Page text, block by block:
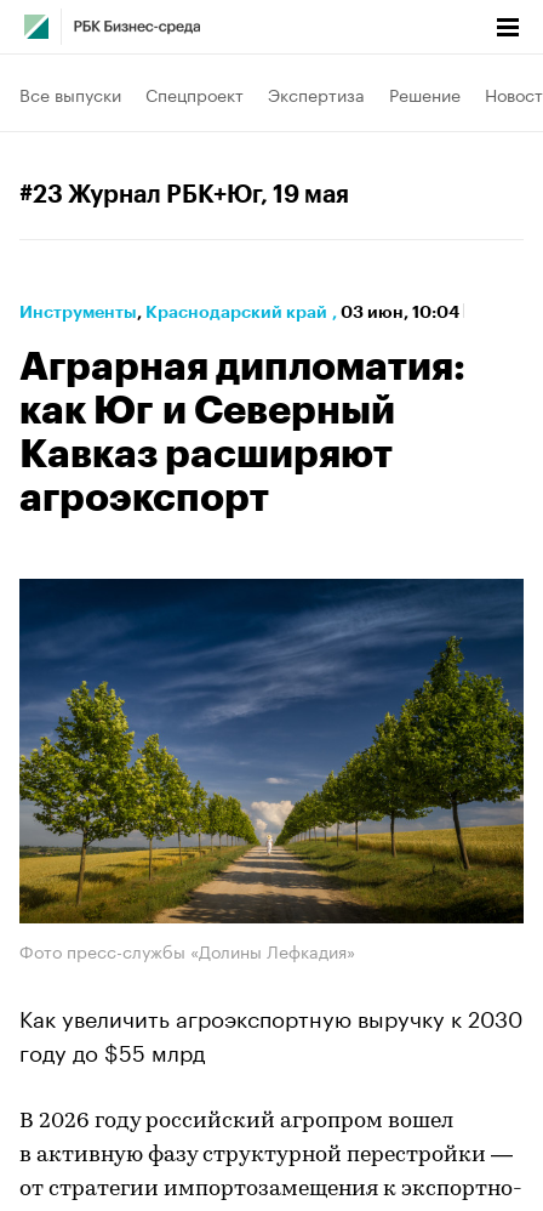
Все выпуски Спецпроект Экспертиза Решение
#23 Журнал РБК+Юг, 19 мая
Инструменты⁠, Краснодарский край , 03 июн, 10:04
Аграрная дипломатия:
как Юг и Северный
Кавказ расширяют
агроэкспорт
Фото пресс-службы «Долины Лефкадия»
Как увеличить агроэкспортную выручку к 2030
году до $55 млрд
В 2026 году российский агропром вошел
в активную фазу структурной перестройки —
от стратегии импортозамещения к экспортно-